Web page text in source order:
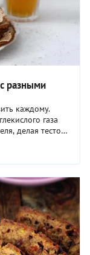
разными
каждому.
газа
делая тесто
выпечке
сорт на свой